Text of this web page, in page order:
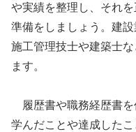
や実績を整理し、それ
準備をしましょう。建
施工管理技士や建築士
ます。
履歴書や職務経歴書を
学んだことや達成した